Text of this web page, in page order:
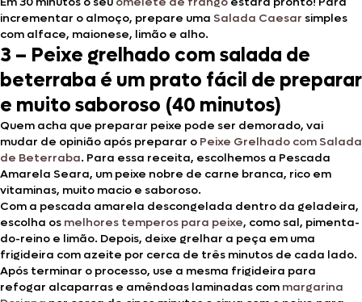
incrementar o almoço, prepare uma Salada Caesar simples
com alface, maionese, limão e alho.
3 – Peixe grelhado com salada de
beterraba é um prato fácil de preparar
e muito saboroso (40 minutos)
Quem acha que preparar peixe pode ser demorado, vai
mudar de opinião após preparar o Peixe Grelhado com Salada
de Beterraba. Para essa receita, escolhemos a Pescada
Amarela Seara, um peixe nobre de carne branca, rico em
vitaminas, muito macio e saboroso.
Com a pescada amarela descongelada dentro da geladeira,
escolha os melhores temperos para peixe, como sal, pimenta-
do-reino e limão. Depois, deixe grelhar a peça em uma
frigideira com azeite por cerca de três minutos de cada lado.
Após terminar o processo, use a mesma frigideira para
refogar alcaparras e amêndoas laminadas com margarina